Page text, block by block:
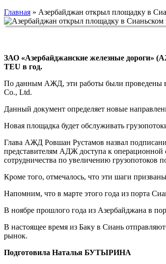
Главная » Азербайджан открыл площадку в
ЗАО «Азербайджанские железные дороги»
TEU в год.
По данным АЖД, эти работы были проведены в
Co., Ltd.
Данный документ определяет новые
Новая площадка будет обслуживать
Глава АЖД Ровшан Рустамов назвал
представителям АДЖ доступа к
сотрудничества по увеличению грузопотоков
Кроме того, отмечалось, что эти шаги
Напомним, что в марте этого года из порта
В ноябре прошлого года из Азербайджана в
В настоящее время из Баку в Сиань
рынок.
Подготовила Наталья БУТЫРИНА